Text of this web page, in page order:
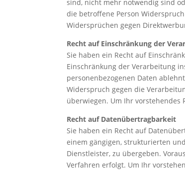
sind, nicht mehr notwendig sind
die betroffene Person
Widersprüchen gegen
Recht auf Einschränkung der
Sie haben ein Recht auf
Einschränkung der Verarbeitung
personenbezogenen Daten
Widerspruch gegen die
überwiegen. Um Ihr vorstehendes
Recht auf Datenübertragbarkeit
Sie haben ein Recht auf
einem gängigen, strukturierten
Dienstleister, zu übergeben.
Verfahren erfolgt. Um Ihr